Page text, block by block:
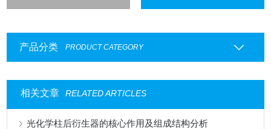
产品分类 PRODUCT CATEGORY
相关文章 RELATED ARTICLES
光化学柱后衍生器的核心作用及组成结构分析